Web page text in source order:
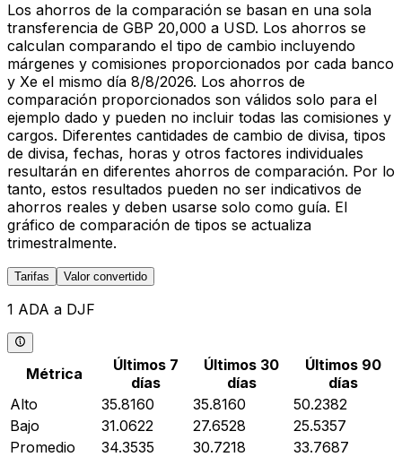
Los ahorros de la comparación se basan en una sola
transferencia de GBP 20,000 a USD. Los ahorros se
calculan comparando el tipo de cambio incluyendo
márgenes y comisiones proporcionados por cada banco
y Xe el mismo día 8/8/2026. Los ahorros de
comparación proporcionados son válidos solo para el
ejemplo dado y pueden no incluir todas las comisiones y
cargos. Diferentes cantidades de cambio de divisa, tipos
de divisa, fechas, horas y otros factores individuales
resultarán en diferentes ahorros de comparación. Por lo
tanto, estos resultados pueden no ser indicativos de
ahorros reales y deben usarse solo como guía. El
gráfico de comparación de tipos se actualiza
trimestralmente.
Tarifas Valor convertido
1 ADA a DJF
Métrica
Últimos 7
días
Últimos 30
días
Últimos 90
días
Alto
35.8160 35.8160
50.2382
Bajo
31.0622 27.6528
25.5357
Promedio
34.3535 30.7218
33.7687